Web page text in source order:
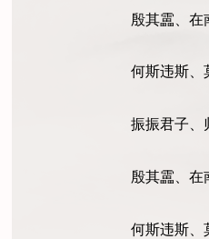
殷其靁、在
何斯违斯、
振振君子、
殷其靁、在
何斯违斯、